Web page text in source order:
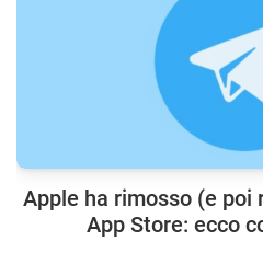
Apple ha rimosso (e poi
App Store: ecco